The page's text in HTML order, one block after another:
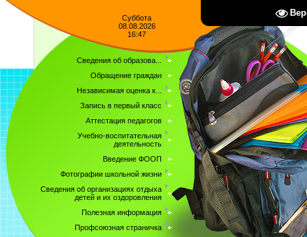
Суббота
08.08.2026
16:47
Сведения об образова...
Обращение граждан
Независимая оценка к...
Запись в первый класс
Аттестация педагогов
Учебно-воспитательная
деятельность
Введение ФООП
Фотографии школьной жизни
Сведения об организациях отдыха
детей и их оздоровления
Полезная информация
Профсоюзная страничка